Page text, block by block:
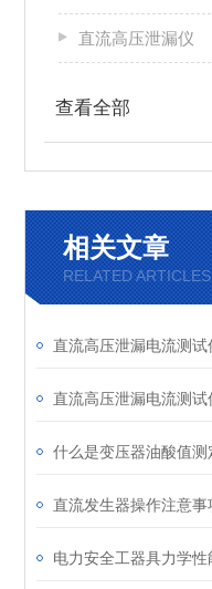
直流高压泄漏仪
查看全部
相关文章
RELATED ARTICLES
直流高压泄漏电流测试
什么是变压器油酸值测
直流发生器操作注意事